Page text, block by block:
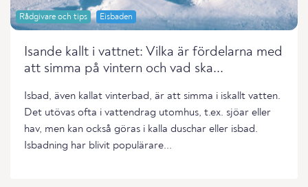
Rådgivare och tips Eisbaden
Isande kallt i vattnet: Vilka är fördelarna med
att simma på vintern och vad ska...
Isbad, även kallat vinterbad, är att simma i iskallt vatten.
Det utövas ofta i vattendrag utomhus, t.ex. sjöar eller
hav, men kan också göras i kalla duschar eller isbad.
Isbadning har blivit populärare...